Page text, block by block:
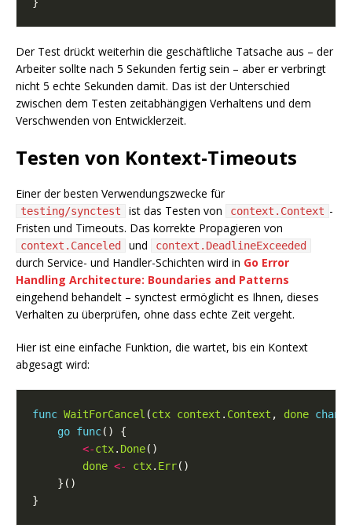
Der Test drückt weiterhin die geschäftliche Tatsache aus – der
Arbeiter sollte nach 5 Sekunden fertig sein – aber er verbringt
nicht 5 echte Sekunden damit. Das ist der Unterschied
zwischen dem Testen zeitabhängigen Verhaltens und dem
Verschwenden von Entwicklerzeit.
Testen von Kontext-Timeouts
Einer der besten Verwendungszwecke für
testing/synctest ist das Testen von context.Context -
Fristen und Timeouts. Das korrekte Propagieren von
context.Canceled und context.DeadlineExceeded
durch Service- und Handler-Schichten wird in Go Error
Handling Architecture: Boundaries and Patterns
eingehend behandelt – synctest ermöglicht es Ihnen, dieses
Verhalten zu überprüfen, ohne dass echte Zeit vergeht.
Hier ist eine einfache Funktion, die wartet, bis ein Kontext
abgesagt wird:
func WaitForCancel (ctx context . Context , done chan
go func
<-ctx. Done
done <- ctx. Err